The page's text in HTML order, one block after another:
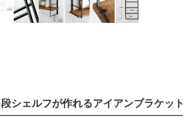
シェルフが作れるアイアンブラケット